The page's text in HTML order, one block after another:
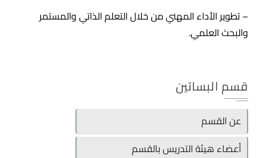
– تطوير الأداء المهني من خلال التعلم الذاتي والمستمر
والبحث العلمي.
قسم البساتين
عن القسم
أعضاء هيئة التدريس بالقسم